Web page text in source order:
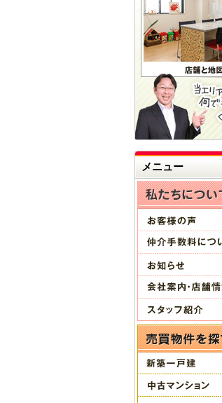
メニュー